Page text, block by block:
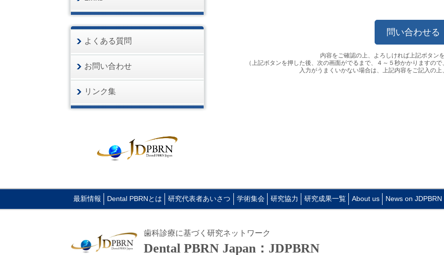
内容をご確認の上、よろしければ上記ボタン
（上記ボタンを押した後、次の画面がでるまで、４～５秒かかりますの
入力がうまくいかない場合は、上記内容をご記入の
よくある質問
お問い合わせ
リンク集
最新情報 Dental PBRNとは 研究代表者あいさつ 学術集会 研究協力 研究成果一覧 About us News on JDPBRN
歯科診療に基づく研究ネットワーク
Dental PBRN Japan：JDPBRN